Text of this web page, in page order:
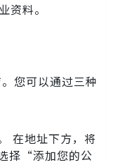
资料。
您可以通过三种
在地址下方，将
择“添加您的公